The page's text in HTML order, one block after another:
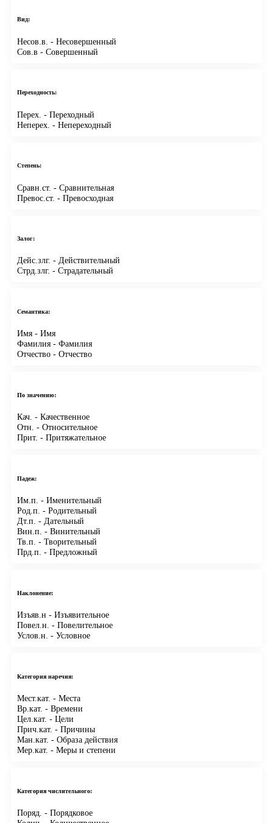
Вид:
Несов.в. - Несовершенный
Сов.в - Совершенный
Переходность:
Перех. - Переходный
Неперех. - Непереходный
Степень:
Сравн.ст. - Сравнительная
Превос.ст. - Превосходная
Залог:
Дейс.злг. - Действительный
Стрд.злг. - Страдательный
Семантика:
Имя - Имя
Фамилия - Фамилия
Отчество - Отчество
По значению:
Кач. - Качественное
Отн. - Относительное
Прит. - Притяжательное
Падеж:
Им.п. - Именительный
Род.п. - Родительный
Дт.п. - Дательный
Вин.п. - Винительный
Тв.п. - Творительный
Прд.п. - Предложный
Наклонение:
Изъяв.н - Изъявительное
Повел.н. - Повелительное
Услов.н. - Условное
Категория наречия:
Мест.кат. - Места
Вр.кат. - Времени
Цел.кат. - Цели
Прич.кат. - Причины
Ман.кат. - Образа действия
Мер.кат. - Меры и степени
Категория числительного:
Поряд. - Порядковое